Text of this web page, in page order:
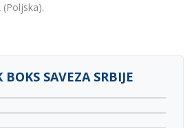
(Poljska).
SAVEZA SRBIJE